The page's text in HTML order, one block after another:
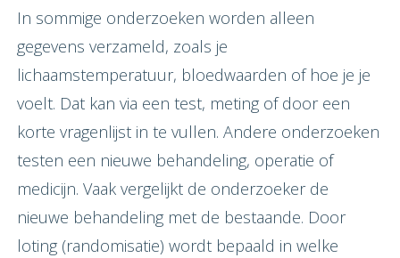
In sommige onderzoeken worden alleen
gegevens verzameld, zoals je
lichaamstemperatuur, bloedwaarden of hoe je je
voelt. Dat kan via een test, meting of door een
korte vragenlijst in te vullen. Andere onderzoeken
testen een nieuwe behandeling, operatie of
medicijn. Vaak vergelijkt de onderzoeker de
nieuwe behandeling met de bestaande. Door
loting (randomisatie) wordt bepaald in welke